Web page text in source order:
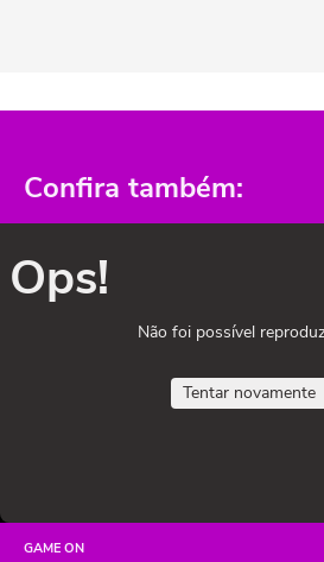
Confira também:
Ops!
Não foi possível
Tentar novamente
GAME ON